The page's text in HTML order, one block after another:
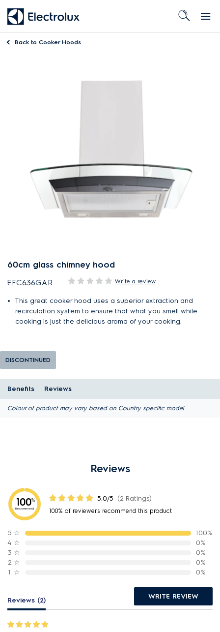
Back to Cooker Hoods
60cm glass chimney hood
EFC636GAR Write a review
This great cooker hood uses a superior extraction and
recirculation system to ensure that what you smell while
cooking is just the delicious aroma of your cooking.
DISCONTINUED
Benefits Reviews
Colour of product may vary based on Country specific model
Reviews
100%
Recommend
5.0/5 (2 Ratings)
100% of reviewers recommend this product
5 ☆
100%
4 ☆
0%
3 ☆
0%
2 ☆
0%
1 ☆ 0%
Reviews (2) WRITE REVIEW